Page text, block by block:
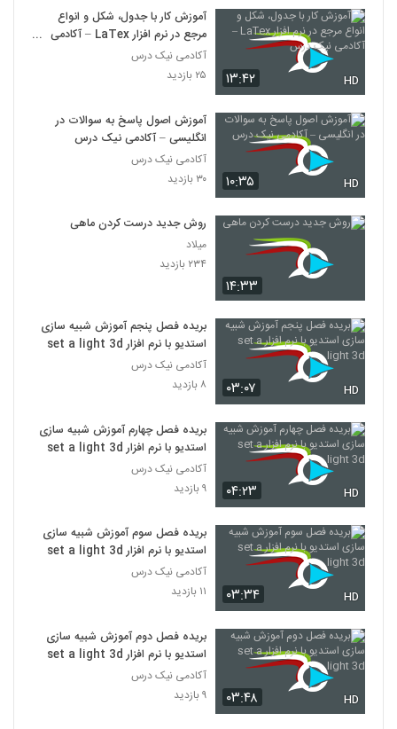
۱۳:۴۲ HD
آموزش کار با جدول، شکل و انواع
مرجع در نرم افزار LaTex – آکادمی
نیک درس
آکادمی نیک درس
۲۵ بازدید
۱۰:۳۵ HD
آموزش اصول پاسخ به سوالات در
انگلیسی – آکادمی نیک درس
آکادمی نیک درس
۳۰ بازدید
۱۴:۳۳
روش جدید درست کردن ماهی
میلاد
۲۳۴ بازدید
۰۳:۰۷ HD
بریده فصل پنجم آموزش شبیه سازی
استدیو با نرم افزار set a light 3d
آکادمی نیک درس
۸ بازدید
۰۴:۲۳ HD
بریده فصل چهارم آموزش شبیه سازی
استدیو با نرم افزار set a light 3d
آکادمی نیک درس
۹ بازدید
۰۳:۳۴ HD
بریده فصل سوم آموزش شبیه سازی
استدیو با نرم افزار set a light 3d
آکادمی نیک درس
۱۱ بازدید
۰۳:۴۸ HD
بریده فصل دوم آموزش شبیه سازی
استدیو با نرم افزار set a light 3d
آکادمی نیک درس
۹ بازدید